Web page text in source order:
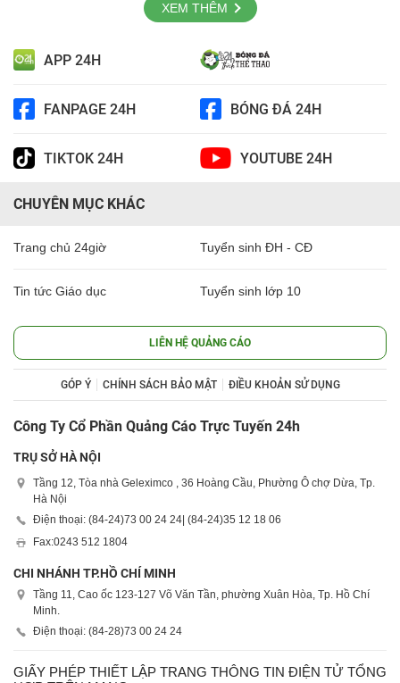
XEM THÊM
APP 24H
FANPAGE 24H BÓNG ĐÁ 24H
TIKTOK 24H YOUTUBE 24H
CHUYÊN MỤC KHÁC
Trang chủ 24giờ Tuyển sinh ĐH - CĐ
Tin tức Giáo dục Tuyển sinh lớp 10
LIÊN HỆ QUẢNG CÁO
GÓP Ý CHÍNH SÁCH BẢO MẬT ĐIỀU KHOẢN SỬ DỤNG
Công Ty Cổ Phần Quảng Cáo Trực Tuyến 24h
TRỤ SỞ HÀ NỘI
Tầng 12, Tòa nhà Geleximco , 36 Hoàng Cầu, Phường Ô chợ Dừa, Tp.
Hà Nội
Điện thoại: (84-24)73 00 24 24 | (84-24)35 12 18 06
Fax:0243 512 1804
CHI NHÁNH TP.HỒ CHÍ MINH
Tầng 11, Cao ốc 123-127 Võ Văn Tần, phường Xuân Hòa, Tp. Hồ Chí
Minh.
Điện thoại: (84-28)73 00 24 24
GIẤY PHÉP THIẾT LẬP TRANG THÔNG TIN ĐIỆN TỬ TỔNG